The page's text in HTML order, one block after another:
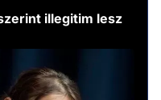
illegitim lesz